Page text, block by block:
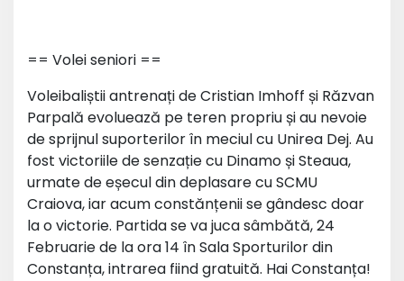
== Volei seniori ==
Voleibaliștii antrenați de Cristian Imhoff și Răzvan
Parpală evoluează pe teren propriu și au nevoie
de sprijnul suporterilor în meciul cu Unirea Dej. Au
fost victoriile de senzație cu Dinamo și Steaua,
urmate de eșecul din deplasare cu SCMU
Craiova, iar acum constănțenii se gândesc doar
la o victorie. Partida se va juca sâmbătă, 24
Februarie de la ora 14 în Sala Sporturilor din
Constanța, intrarea fiind gratuită. Hai Constanța!